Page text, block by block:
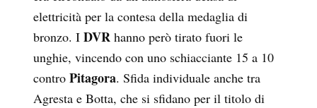
elettricità per la contesa della medaglia di
bronzo. I DVR hanno però tirato fuori le
unghie, vincendo con uno schiacciante 15 a 10
contro Pitagora. Sfida individuale anche tra
Agresta e Botta, che si sfidano per il titolo di